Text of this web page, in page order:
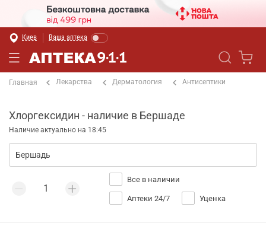
Киев Ваша аптека
Главная Лекарства Дерматология Антисептики
Хлоргексидин - наличие в Бершаде
Наличие актуально на 18:45
Все в наличии
Аптеки 24/7 Уценка